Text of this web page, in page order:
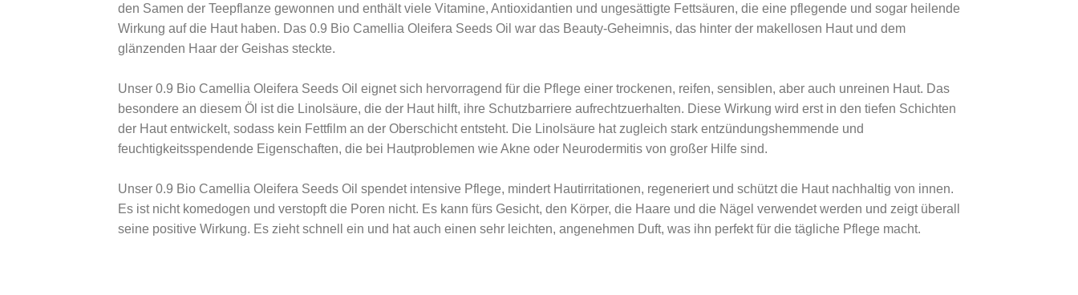
den Samen der Teepflanze gewonnen und enthält viele Vitamine, Antioxidantien und ungesättigte Fettsäuren, die eine pflegende und sogar heilende
Wirkung auf die Haut haben. Das 0.9 Bio Camellia Oleifera Seeds Oil war das Beauty-Geheimnis, das hinter der makellosen Haut und dem
glänzenden Haar der Geishas steckte.⠀⠀
Unser 0.9 Bio Camellia Oleifera Seeds Oil eignet sich hervorragend für die Pflege einer trockenen, reifen, sensiblen, aber auch unreinen Haut. Das
besondere an diesem Öl ist die Linolsäure, die der Haut hilft, ihre Schutzbarriere aufrechtzuerhalten. Diese Wirkung wird erst in den tiefen Schichten
der Haut entwickelt, sodass kein Fettfilm an der Oberschicht entsteht. Die Linolsäure hat zugleich stark entzündungshemmende und
feuchtigkeitsspendende Eigenschaften, die bei Hautproblemen wie Akne oder Neurodermitis von großer Hilfe sind.⠀⠀
Unser 0.9 Bio Camellia Oleifera Seeds Oil spendet intensive Pflege, mindert Hautirritationen, regeneriert und schützt die Haut nachhaltig von innen.
Es ist nicht komedogen und verstopft die Poren nicht. Es kann fürs Gesicht, den Körper, die Haare und die Nägel verwendet werden und zeigt überall
seine positive Wirkung. Es zieht schnell ein und hat auch einen sehr leichten, angenehmen Duft, was ihn perfekt für die tägliche Pflege macht. ⠀